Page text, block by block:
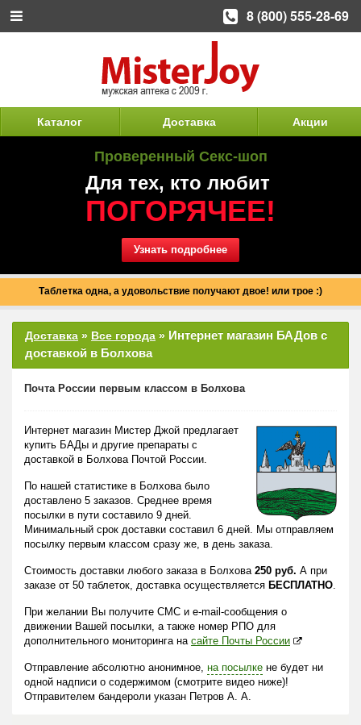
Каталог Доставка Акции
Проверенный Секс-шоп
Для тех, кто любит
ПОГОРЯЧЕЕ!
Узнать подробнее
Таблетка одна, а удовольствие получают двое! или трое :)
Доставка » Все города » Интернет магазин БАДов с
доставкой в Болхова
Почта России первым классом в Болхова
Интернет магазин Мистер Джой предлагает
купить БАДы и другие препараты с
доставкой в Болхова Почтой России.
По нашей статистике в Болхова было
доставлено 5 заказов. Среднее время
посылки в пути составило 9 дней.
Минимальный срок доставки составил 6 дней. Мы отправляем
посылку первым классом сразу же, в день заказа.
Стоимость доставки любого заказа в Болхова 250 руб. А при
заказе от 50 таблеток, доставка осуществляется БЕСПЛАТНО.
При желании Вы получите СМС и e-mail-сообщения о
движении Вашей посылки, а также номер РПО для
дополнительного мониторинга на сайте Почты России
Отправление абсолютно анонимное, на посылке не будет ни
одной надписи о содержимом (смотрите видео ниже)!
Отправителем бандероли указан Петров А. А.
8 (800) 555-28-69